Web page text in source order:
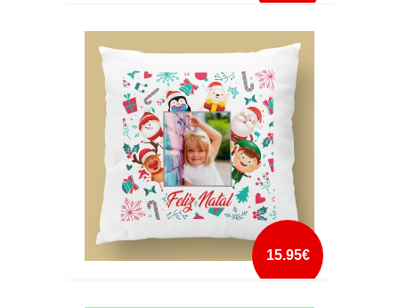
mais info
add à lista
15.95€